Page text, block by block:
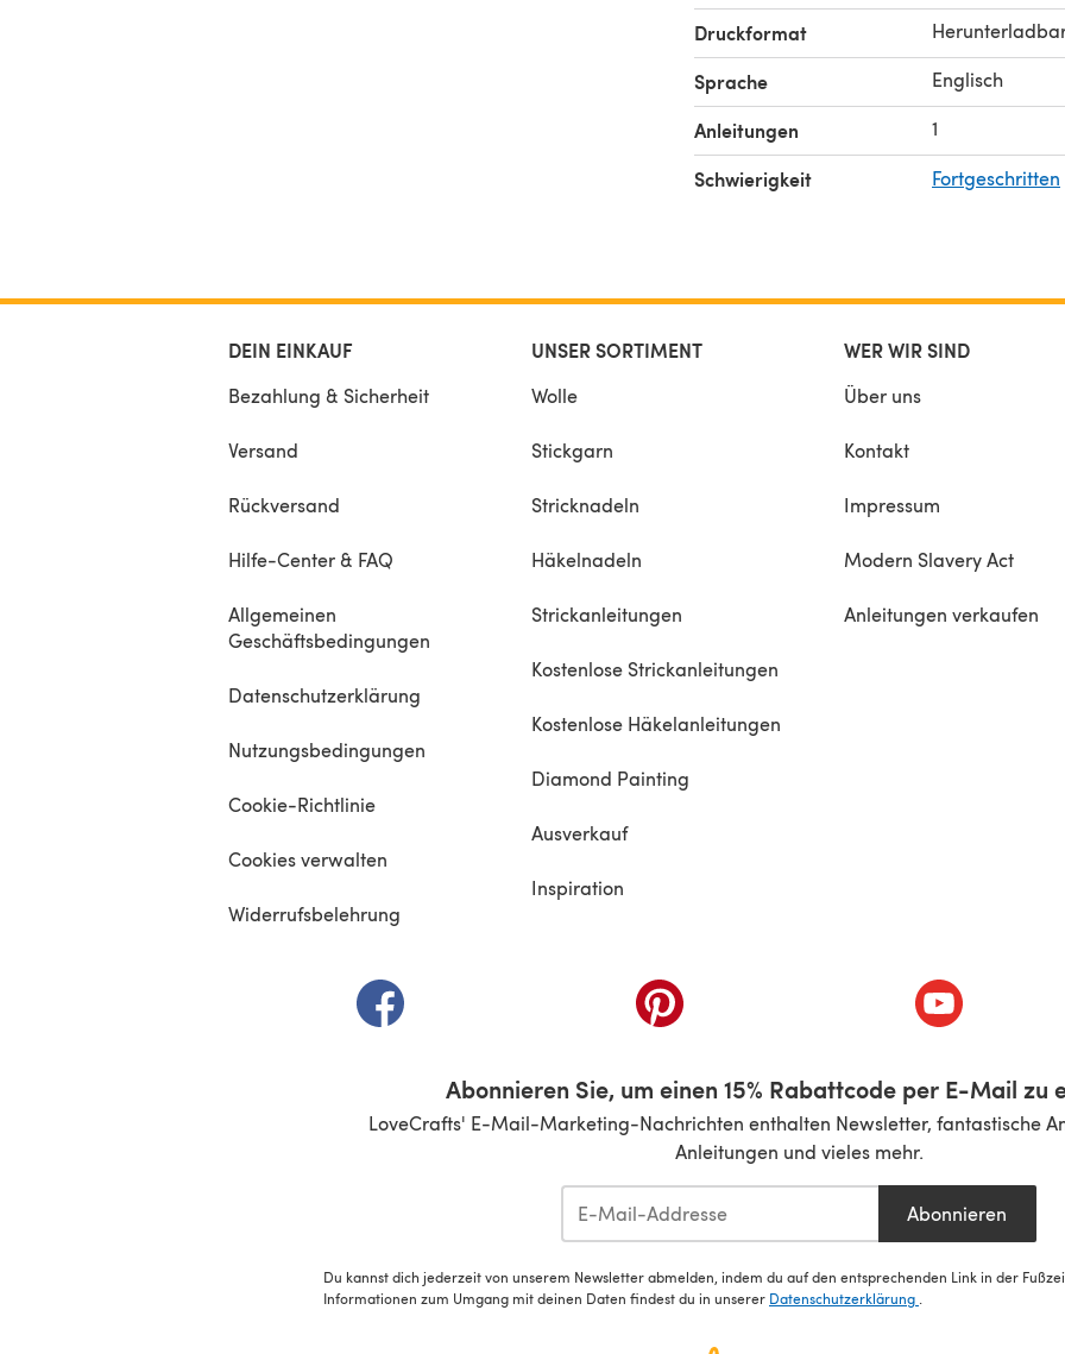
Druckformat
Sprache Englisch
Anleitungen 1
Schwierigkeit Fortgeschritten
DEIN EINKAUF
Bezahlung & Sicherheit
Versand
Rückversand
Hilfe-Center & FAQ
Allgemeinen
Geschäftsbedingungen
Datenschutzerklärung
Nutzungsbedingungen
Cookie-Richtlinie
Cookies verwalten
Widerrufsbelehrung
UNSER SORTIMENT
Wolle
Stickgarn
Stricknadeln
Häkelnadeln
Strickanleitungen
Kostenlose Strickanleitungen
Kostenlose Häkelanleitungen
Diamond Painting
Ausverkauf
Inspiration
WER WIR SIND
Über uns
Kontakt
Impressum
Modern Slavery Act
Anleitungen verkaufen
(öffnet sich in einem neuen Tab)(öffnet sich in einem neuen Tab)(öffnet sich in
Abonnieren Sie, um einen 15% Rabattcode per E-Mail zu
LoveCrafts' E-Mail-Marketing-Nachrichten enthalten Newsletter, fantastische
Anleitungen und vieles mehr.
Abonnieren
Du kannst dich jederzeit von unserem Newsletter abmelden, indem du auf den entsprechenden Link in der
Informationen zum Umgang mit deinen Daten findest du in unserer Datenschutzerklärung .